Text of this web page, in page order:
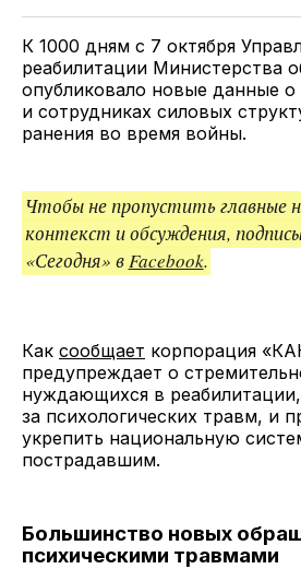
TwitterFacebookTelegramподелитесь
ссылкой
К 1000 дням с 7 октября
реабилитации Министерства
опубликовало новые данные
и сотрудниках силовых
ранения во время войны.
Чтобы не пропустить главные
контекст и обсуждения,
«Сегодня» вFacebook.
Как сообщает корпорация
предупреждает о
нуждающихся в
за психологических травм, и
укрепить национальную
пострадавшим.
Большинство новых
психическими травмами